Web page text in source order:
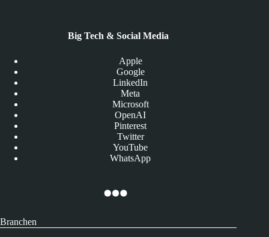
Big Tech & Social Media
Apple
Google
LinkedIn
Meta
Microsoft
OpenAI
Pinterest
Twitter
YouTube
WhatsApp
Branchen